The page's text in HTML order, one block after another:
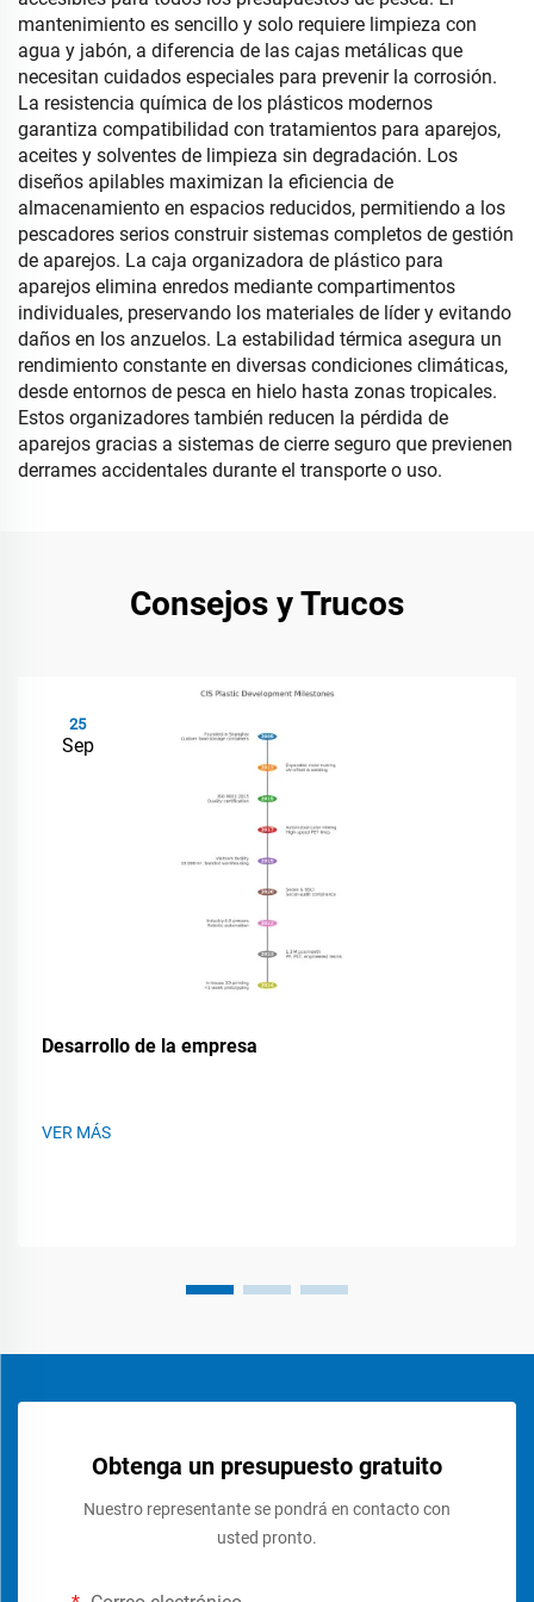
mantenimiento es sencillo y solo requiere limpieza con
agua y jabón, a diferencia de las cajas metálicas que
necesitan cuidados especiales para prevenir la corrosión.
La resistencia química de los plásticos modernos
garantiza compatibilidad con tratamientos para aparejos,
aceites y solventes de limpieza sin degradación. Los
diseños apilables maximizan la eficiencia de
almacenamiento en espacios reducidos, permitiendo a los
pescadores serios construir sistemas completos de gestión
de aparejos. La caja organizadora de plástico para
aparejos elimina enredos mediante compartimentos
individuales, preservando los materiales de líder y evitando
daños en los anzuelos. La estabilidad térmica asegura un
rendimiento constante en diversas condiciones climáticas,
desde entornos de pesca en hielo hasta zonas tropicales.
Estos organizadores también reducen la pérdida de
aparejos gracias a sistemas de cierre seguro que previenen
derrames accidentales durante el transporte o uso.
Consejos y Trucos
25
Sep
Desarrollo de la empresa
VER MÁS
Obtenga un presupuesto gratuito
Nuestro representante se pondrá en contacto con
usted pronto.